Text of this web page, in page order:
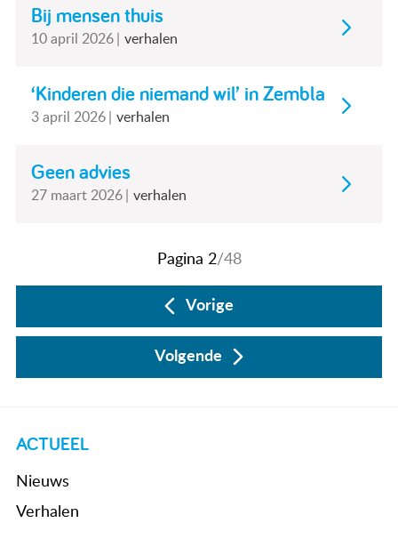
ACTUEEL
Nieuws
Verhalen
Bij mensen thuis
10 april 2026 verhalen
‘Kinderen die niemand wil’ in Zembla
3 april 2026 verhalen
Geen advies
27 maart 2026 verhalen
Vorige
Pagina 2/48
Volgende